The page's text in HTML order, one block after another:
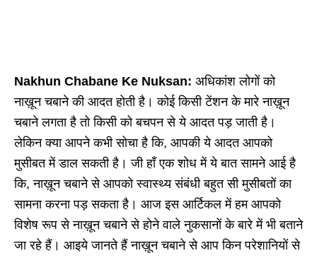
Nakhun Chabane Ke Nuksan: अधिकांश लोगों को
नाख़ून चबाने की आदत होती है। कोई किसी टेंशन के मारे नाख़ून
चबाने लगता है तो किसी को बचपन से ये आदत पड़ जाती है।
लेकिन क्या आपने कभी सोचा है कि, आपकी ये आदत आपको
मुसीबत में डाल सकती है। जी हाँ एक शोध में ये बात सामने आई है
कि, नाख़ून चबाने से आपको स्वास्थ्य संबंधी बहुत सी मुसीबतों का
सामना करना पड़ सकता है। आज इस आर्टिकल में हम आपको
विशेष रूप से नाख़ून चबाने से होने वाले नुकसानों के बारे में भी बताने
जा रहे हैं। आइये जानते हैं नाख़ून चबाने से आप किन परेशानियों से